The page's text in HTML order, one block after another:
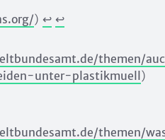
) ↩︎ ↩︎
themen/
unter-plastikmuell)
themen/